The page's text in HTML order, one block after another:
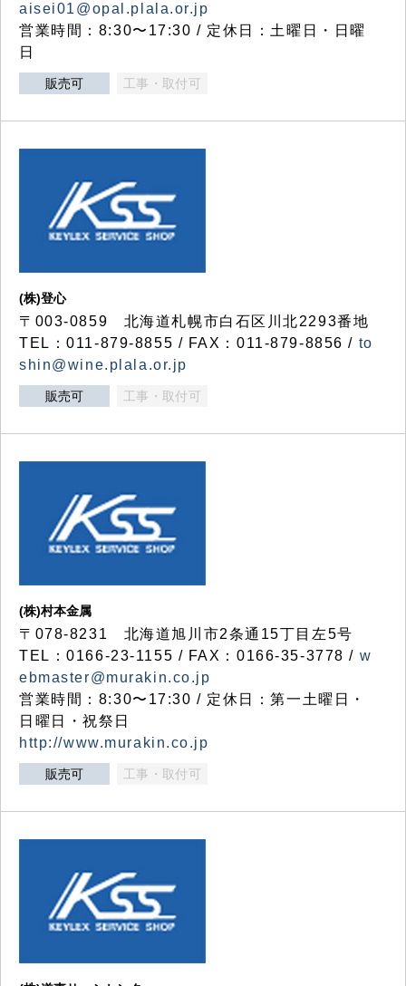
aisei01@opal.plala.or.jp
営業時間：8:30〜17:30 / 定休日：土曜日・日曜
日
販売可 工事・取付可
(株)登心
〒003-0859 北海道札幌市白石区川北2293番地
TEL：011-879-8855 / FAX：011-879-8856 / to
shin@wine.plala.or.jp
販売可 工事・取付可
(株)村本金属
〒078-8231 北海道旭川市2条通15丁目左5号
TEL：0166-23-1155 / FAX：0166-35-3778 / w
ebmaster@murakin.co.jp
営業時間：8:30〜17:30 / 定休日：第一土曜日・
日曜日・祝祭日
http://www.murakin.co.jp
販売可 工事・取付可